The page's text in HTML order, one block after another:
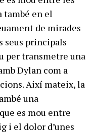
també en el
de mirades
seus principals
per transmetre una
Dylan com a
Així mateix, la
una
es mou entre
i el dolor d’unes